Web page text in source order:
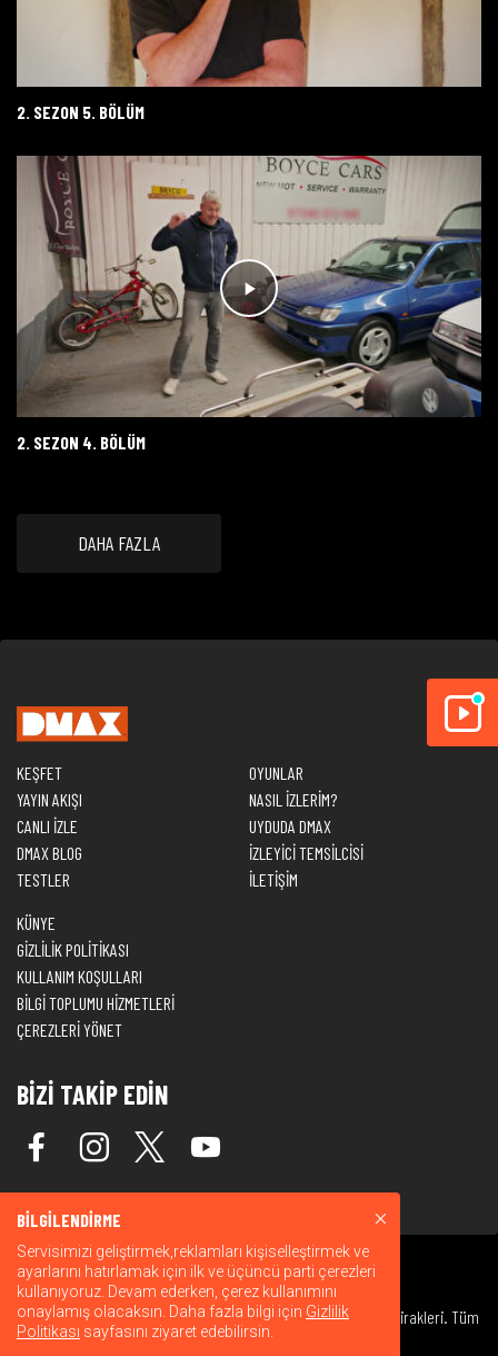
2. SEZON 5. BÖLÜM
2. SEZON 4. BÖLÜM
DAHA FAZLA
KEŞFET
YAYIN AKIŞI
CANLI İZLE
DMAX BLOG
TESTLER
OYUNLAR
NASIL İZLERİM?
UYDUDA DMAX
İZLEYİCİ TEMSİLCİSİ
İLETİŞİM
KÜNYE
GİZLİLİK POLİTİKASI
KULLANIM KOŞULLARI
BİLGİ TOPLUMU HİZMETLERİ
ÇEREZLERİ YÖNET
BİZİ TAKİP EDİN
© 2026 Warner Bros. Discovery, Inc. veya bağlı kuruluşları ve iştirakleri. Tüm
hakları saklıdır.
BİLGİLENDİRME
Servisimizi geliştirmek,reklamları kişiselleştirmek ve
ayarlarını hatırlamak için ilk ve üçüncü parti çerezleri
kullanıyoruz. Devam ederken, çerez kullanımını
onaylamış olacaksın. Daha fazla bilgi için Gizlilik
Politikası sayfasını ziyaret edebilirsin.